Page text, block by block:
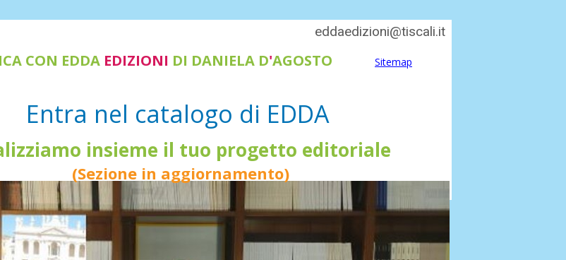
eddaedizioni@tiscali.it
CON EDDA EDIZIONI DI DANIELA D'AGOSTO Sitemap
Entra nel catalogo di EDDA
insieme il tuo progetto editoriale
(Sezione in aggiornamento)